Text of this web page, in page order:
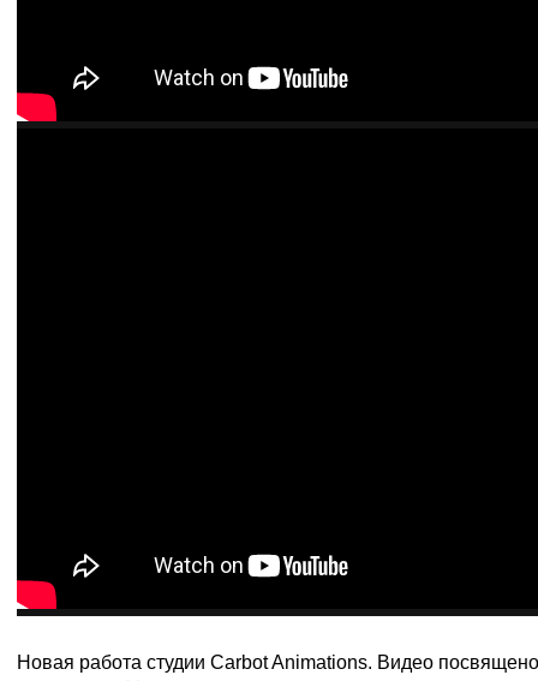
Новая работа студии Carbot Animations. Видео